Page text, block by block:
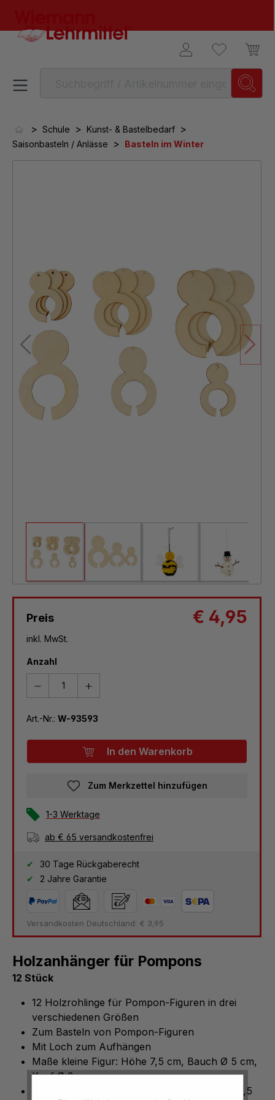
> Schule > Kunst- & Bastelbedarf >
Saisonbasteln / Anlässe > Basteln im Winter
Preis € 4,95
inkl. MwSt.
Anzahl
Art.-Nr.: W-93593
In den Warenkorb
Zum Merkzettel hinzufügen
1-3 Werktage
ab € 65 versandkostenfrei
30 Tage Rückgaberecht
2 Jahre Garantie
Versandkosten Deutschland: € 3,95
Holzanhänger für Pompons
12 Stück
12 Holzrohlinge für Pompon-Figuren in drei
verschiedenen Größen
Zum Basteln von Pompon-Figuren
Mit Loch zum Aufhängen
Maße kleine Figur: Höhe 7,5 cm, Bauch Ø 5 cm,
Kopf Ø 3 cm
Maße mittlere Figur: Höhe 9,8 cm, Bauch Ø 6,5